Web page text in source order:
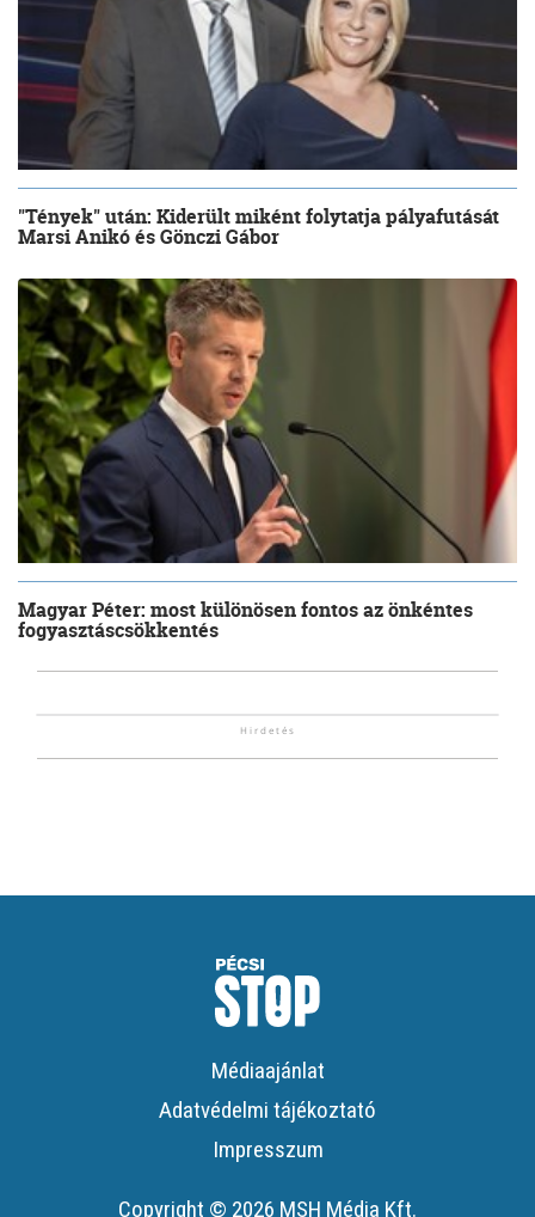
"Tények" után: Kiderült miként folytatja pályafutását
Marsi Anikó és Gönczi Gábor
Magyar Péter: most különösen fontos az önkéntes
fogyasztáscsökkentés
Médiaajánlat
Adatvédelmi tájékoztató
Impresszum
Copyright © 2026 MSH Média Kft.